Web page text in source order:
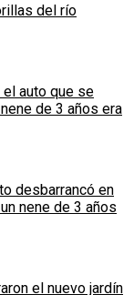
del río
el auto que se
de 3 años era
desbarrancó en
nene de 3 años
el nuevo jardín